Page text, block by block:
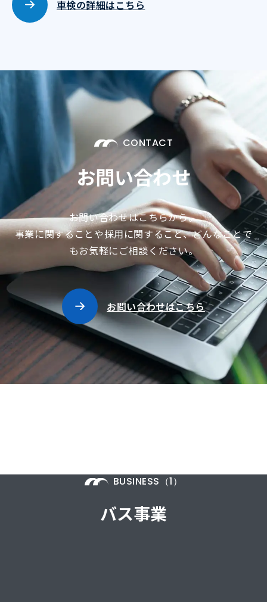
車検の詳細はこちら
CONTACT
お問い合わせ
お問い合わせはこちらから。
事業に関することや採用に関すること、どんなことで
もお気軽にご相談ください。
お問い合わせはこちら
BUSINESS（1）
バス事業